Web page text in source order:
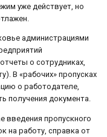
уже действует, но
администрациями
о сотрудниках,
В «рабочих» пропусках
о работодателе,
получения документа.
введения пропускного
на работу, справка от